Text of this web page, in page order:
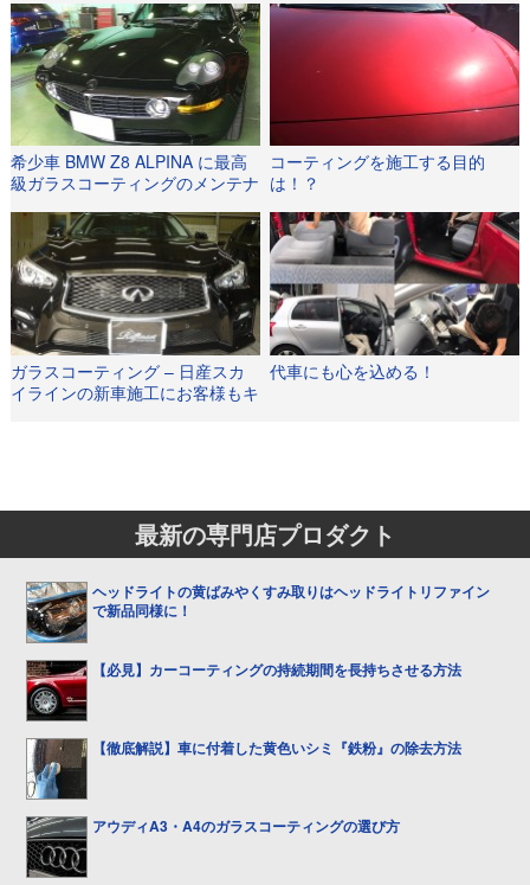
希少車 BMW Z8 ALPINA に最高
級ガラスコーティングのメンテナ
コーティングを施工する目的
は！？
ガラスコーティング – 日産スカ
イラインの新車施工にお客様もキ
代車にも心を込める！
最新の専門店プロダクト
ヘッドライトの黄ばみやくすみ取りはヘッドライトリファイン
で新品同様に！
【必見】カーコーティングの持続期間を長持ちさせる方法
【徹底解説】車に付着した黄色いシミ『鉄粉』の除去方法
アウディA3・A4のガラスコーティングの選び方